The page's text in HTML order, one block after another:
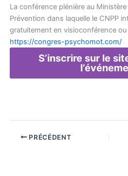
La conférence plénière au
Prévention dans laquelle le CNPP
gratuitement en visioconférence ou
https://congres-psychomot.com/
S’inscrire sur le
PRÉCÉDENT